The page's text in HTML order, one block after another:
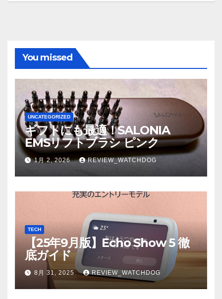
You missed
UNCATEGORIZED
ギフトにも最適！SALONIA
EMSリフトブラシ ピンク
1月 2, 2026 REVIEW_WATCHDOG
TECH
【25年9月版】Echo Show 5 徹
底ガイド
8月 31, 2025 REVIEW_WATCHDOG